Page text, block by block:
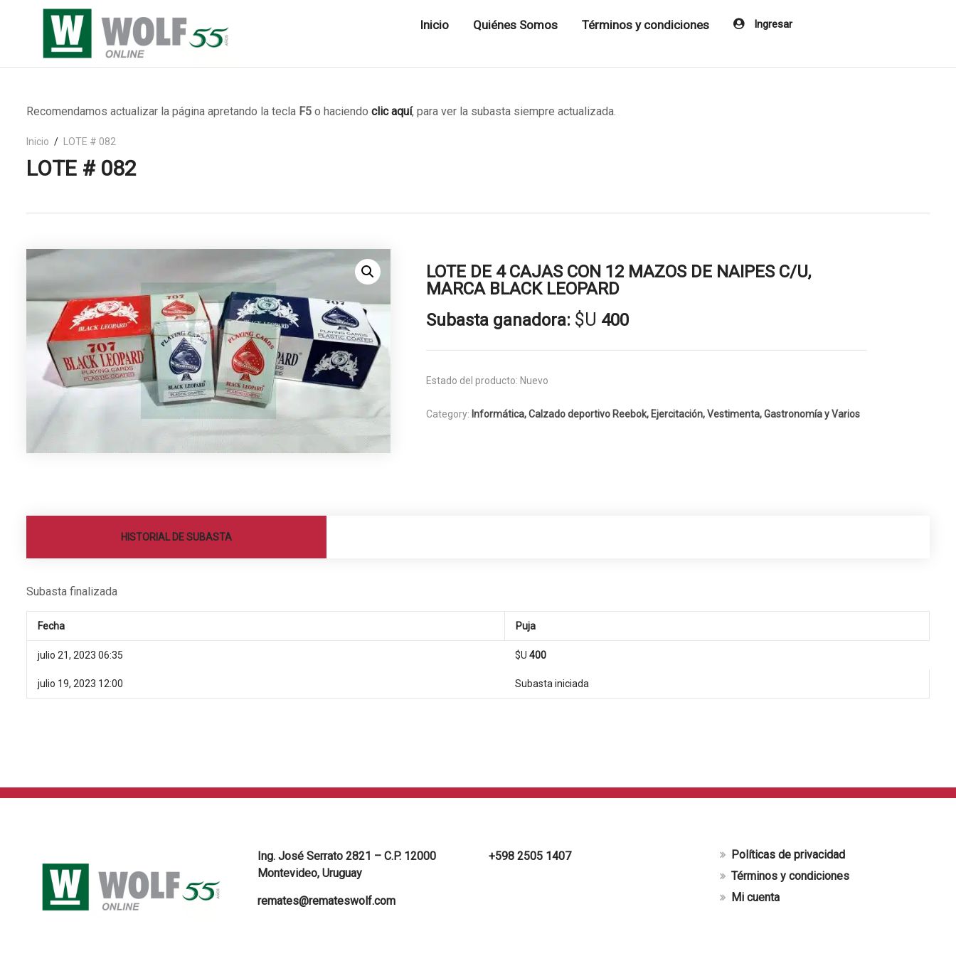
Inicio Quiénes Somos Términos y condiciones Ingresar
Recomendamos actualizar la página apretando la tecla F5 o haciendo clic aquí, para ver la subasta siempre actualizada.
Inicio LOTE # 082
LOTE # 082
LOTE DE 4 CAJAS CON 12 MAZOS DE NAIPES C/U,
MARCA BLACK LEOPARD
Subasta ganadora:$U 400
Estado del producto: Nuevo
Category: Informática, Calzado deportivo Reebok, Ejercitación, Vestimenta, Gastronomía y Varios
HISTORIAL DE SUBASTA
Subasta finalizada
Fecha Puja
julio 21, 2023 06:35 $U 400
julio 19, 2023 12:00 Subasta iniciada
Ing. José Serrato 2821 – C.P. 12000
Montevideo, Uruguay
remates@remateswolf.com
+598 2505 1407
Políticas de privacidad
Términos y condiciones
Mi cuenta